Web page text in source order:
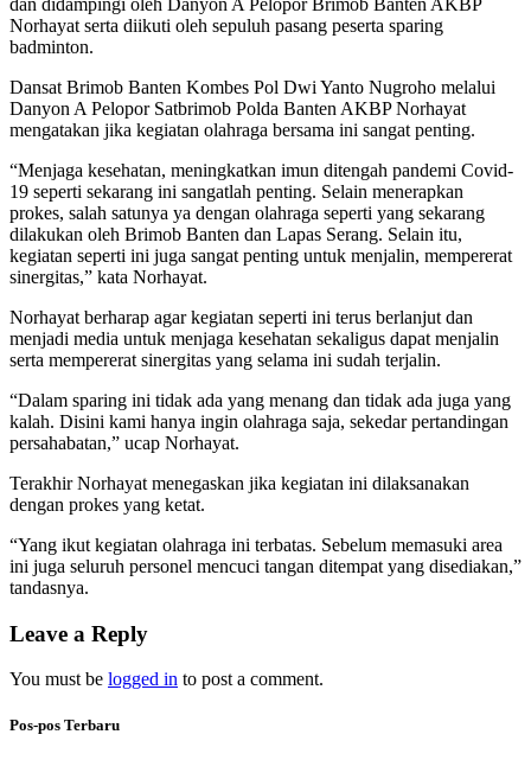
Norhayat serta diikuti oleh sepuluh pasang peserta sparing
badminton.
Dansat Brimob Banten Kombes Pol Dwi Yanto Nugroho melalui
Danyon A Pelopor Satbrimob Polda Banten AKBP Norhayat
mengatakan jika kegiatan olahraga bersama ini sangat penting.
“Menjaga kesehatan, meningkatkan imun ditengah pandemi Covid-
19 seperti sekarang ini sangatlah penting. Selain menerapkan
prokes, salah satunya ya dengan olahraga seperti yang sekarang
dilakukan oleh Brimob Banten dan Lapas Serang. Selain itu,
kegiatan seperti ini juga sangat penting untuk menjalin, mempererat
sinergitas,” kata Norhayat.
Norhayat berharap agar kegiatan seperti ini terus berlanjut dan
menjadi media untuk menjaga kesehatan sekaligus dapat menjalin
serta mempererat sinergitas yang selama ini sudah terjalin.
“Dalam sparing ini tidak ada yang menang dan tidak ada juga yang
kalah. Disini kami hanya ingin olahraga saja, sekedar pertandingan
persahabatan,” ucap Norhayat.
Terakhir Norhayat menegaskan jika kegiatan ini dilaksanakan
dengan prokes yang ketat.
“Yang ikut kegiatan olahraga ini terbatas. Sebelum memasuki area
ini juga seluruh personel mencuci tangan ditempat yang disediakan,”
tandasnya.
Leave a Reply
You must be logged in to post a comment.
Pos-pos Terbaru